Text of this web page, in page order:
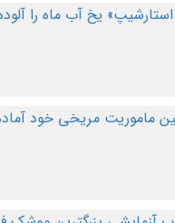
یخ آب ماه را
ماموریت مریخی خود